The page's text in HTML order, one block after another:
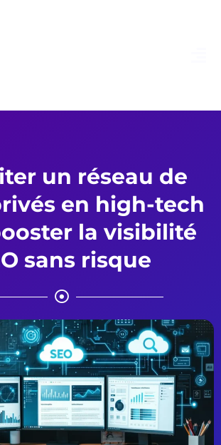
un réseau de
en high-tech
la visibilité
sans risque